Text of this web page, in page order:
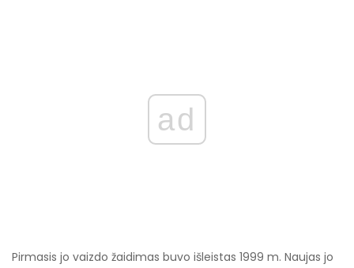
ad
Pirmasis jo vaizdo žaidimas buvo išleistas 1999 m. Naujas jo